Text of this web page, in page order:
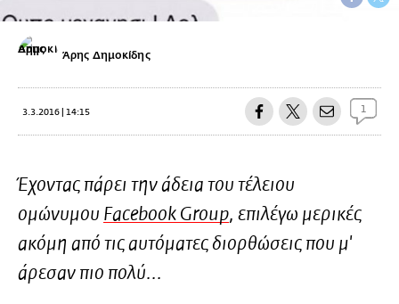
Άρης Δημοκίδης
3.3.2016 | 14:15 1
Έχοντας πάρει την άδεια του τέλειου
ομώνυμου Facebook Group, επιλέγω μερικές
ακόμη από τις αυτόματες διορθώσεις που μ'
άρεσαν πιο πολύ...